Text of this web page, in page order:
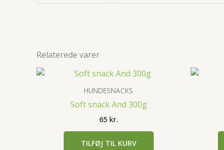
Relaterede varer
HUNDESNACKS
Soft snack And 300g
65 kr.
TILFØJ TIL KURV